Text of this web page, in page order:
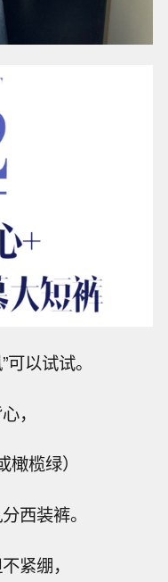
以试试。
，
橄榄绿）
西装裤。
紧绷，